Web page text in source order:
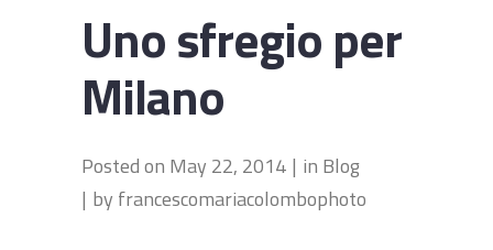
Uno sfregio per
Milano
Posted on May 22, 2014 in Blog
by francescomariacolombophoto